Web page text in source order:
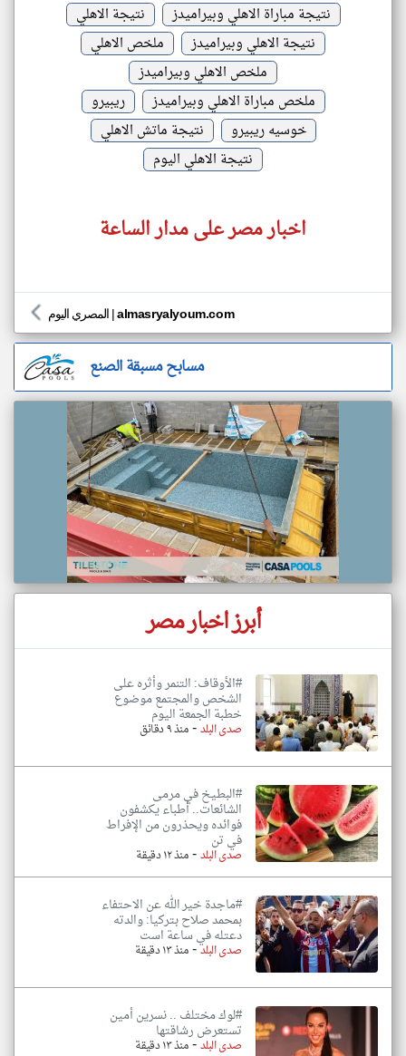
نتيجة مباراة الاهلي وبيراميدز
نتيجة الاهلي
نتيجة الاهلي وبيراميدز
ملخص الاهلي
ملخص الاهلي وبيراميدز
ملخص مباراة الاهلي وبيراميدز
ريبيرو
خوسيه ريبيرو
نتيجة ماتش الاهلي
نتيجة الاهلي اليوم
اخبار مصر على مدار الساعة
المصري اليوم |almasryalyoum.com
مسابح مسبقة الصنع
أبرز اخبار مصر
#الأوقاف: التنمر وأثره على
الشخص والمجتمع موضوع
خطبة الجمعة اليوم
صدى البلد-منذ ٩ دقائق
#البطيخ في مرمى
الشائعات.. أطباء يكشفون
فوائده ويحذرون من الإفراط
في تن
صدى البلد-منذ ١٢ دقيقة
#ماجدة خير الله عن الاحتفاء
بمحمد صلاح بتركيا: والدته
دعتله في ساعة است
صدى البلد-منذ ١٣ دقيقة
#لوك مختلف .. نسرين أمين
تستعرض رشاقتها
صدى البلد-منذ ١٣ دقيقة